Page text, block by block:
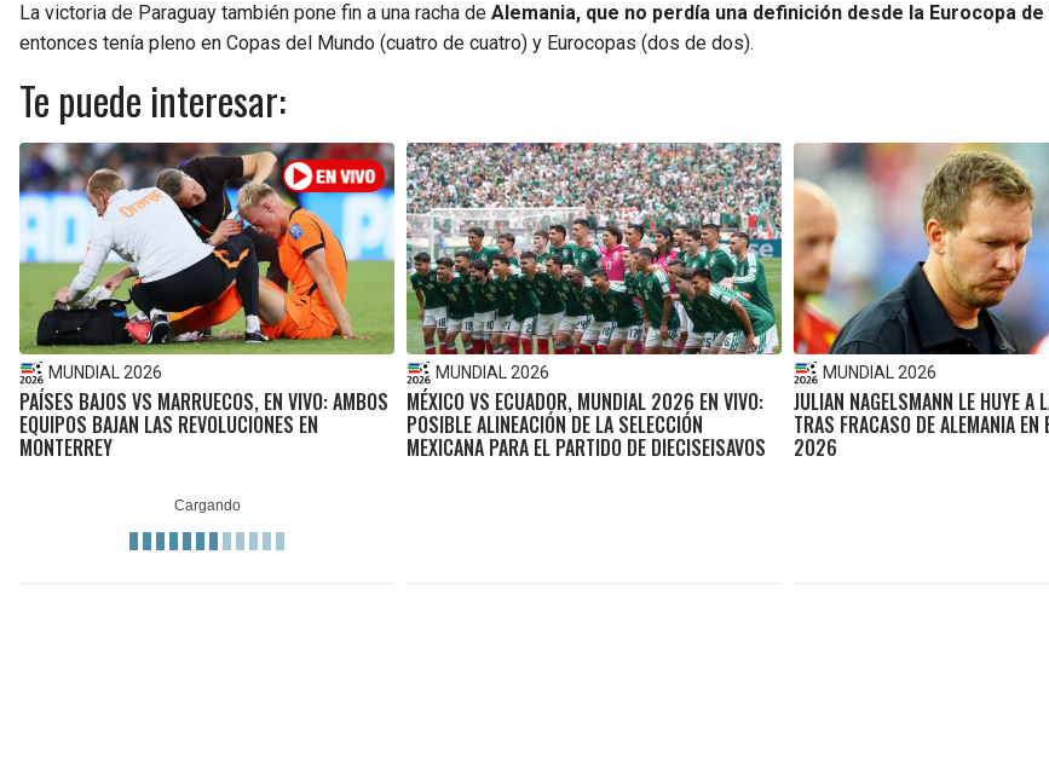
La victoria de Paraguay también pone fin a una racha de Alemania, que no perdía una definición desde la Eurocopa de
entonces tenía pleno en Copas del Mundo (cuatro de cuatro) y Eurocopas (dos de dos).
Te puede interesar:
MUNDIAL 2026
PAÍSES BAJOS VS MARRUECOS, EN VIVO: AMBOS
EQUIPOS BAJAN LAS REVOLUCIONES EN
MONTERREY
MUNDIAL 2026
MÉXICO VS ECUADOR, MUNDIAL 2026 EN VIVO:
POSIBLE ALINEACIÓN DE LA SELECCIÓN
MEXICANA PARA EL PARTIDO DE DIECISEISAVOS
MUNDIAL 2026
JULIAN NAGELSMANN LE HUYE A
TRAS FRACASO DE ALEMANIA EN
2026